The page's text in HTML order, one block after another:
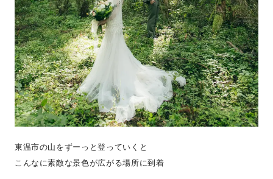
東温市の山をずーっと登っていくと
こんなに素敵な景色が広がる場所に到着